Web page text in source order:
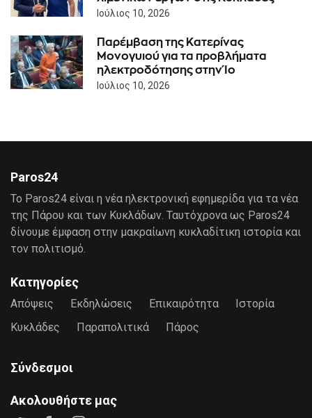
Ιούλιος 10, 2026
Παρέμβαση της Κατερίνας
Μονογυιού για τα προβλήματα
ηλεκτροδότησης στην Ίο
Ιούλιος 10, 2026
Paros24
Το Paros24 είναι η νέα ηλεκτρονική εφημερίδα για τα νέα
της Πάρου και των Κυκλάδων. Ταυτόχρονα ως Paros24
δίνουμε έμφαση στην μακραίωνη κυκλαδίτικη ιστορία και
τον πολιτισμό.
Κατηγορίες
Απόψεις Εκδηλώσεις Επικαιρότητα
Ιστορία
Κυκλάδες
Παραπολιτικά Πάρος
Σύνδεσμοι
Ακολουθήστε μας